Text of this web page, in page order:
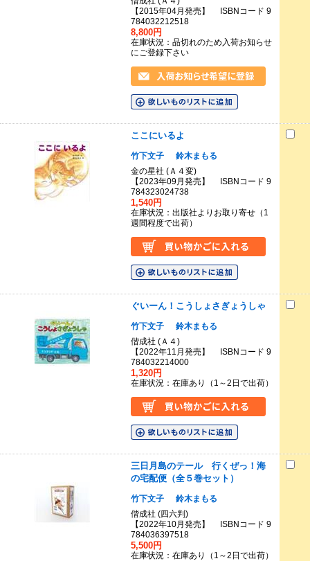
【2015年04月発売】 ISBNコード 9
784032212518
8,800円
在庫状況：品切れのため入荷お知らせ
にご登録下さい
ここにいるよ
竹下文子
鈴木まもる
金の星社 (Ａ４変)
【2023年09月発売】 ISBNコード 9
784323024738
1,540円
在庫状況：出版社よりお取り寄せ（1
週間程度で出荷）
ぐいーん！こうしょさぎょうしゃ
竹下文子
鈴木まもる
偕成社 (Ａ４)
【2022年11月発売】 ISBNコード 9
784032214000
1,320円
在庫状況：在庫あり（1～2日で出荷）
三日月島のテール 行くぜっ！海
の宅配便（全５巻セット）
竹下文子
鈴木まもる
偕成社 (四六判)
【2022年10月発売】 ISBNコード 9
784036397518
5,500円
在庫状況：在庫あり（1～2日で出荷）